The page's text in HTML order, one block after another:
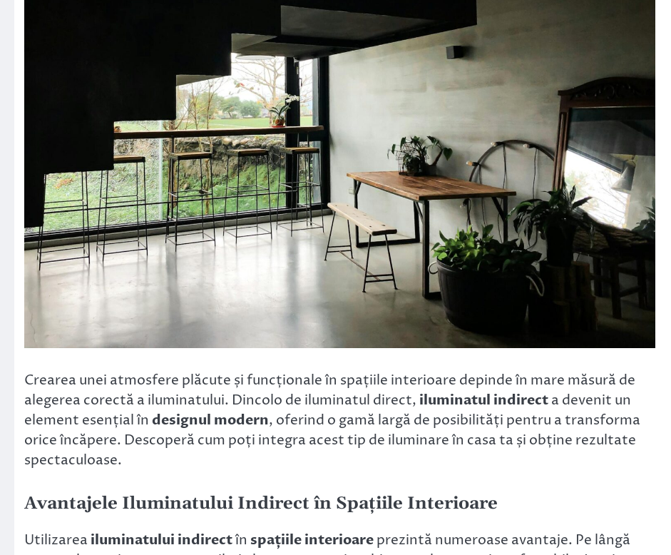
Crearea unei atmosfere plăcute și funcționale în spațiile interioare depinde în mare măsură de
alegerea corectă a iluminatului. Dincolo de iluminatul direct, iluminatul indirecta devenit un
element esențial în designul modern, oferind o gamă largă de posibilități pentru a transforma
orice încăpere. Descoperă cum poți integra acest tip de iluminare în casa ta și obține rezultate
spectaculoase.
Avantajele Iluminatului Indirect în Spațiile Interioare
Utilizarea iluminatului indirectîn spațiile interioareprezintă numeroase avantaje. Pe lângă